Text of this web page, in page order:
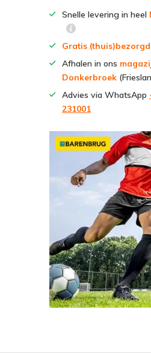
Snelle levering in heel
Gratis (thuis)bezorgd
Afhalen in ons
Donkerbroek
Advies via WhatsApp
231001